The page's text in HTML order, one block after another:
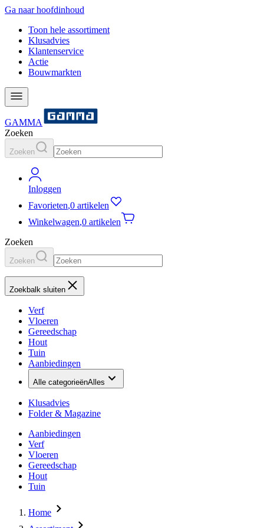
Ga naar hoofdinhoud
Toon hele assortiment
Klusadvies
Klantenservice
Actie
Bouwmarkten
GAMMA
Zoeken
Zoeken
Inloggen
Favorieten,0 artikelen
Winkelwagen,0 artikelen
Zoeken
Zoeken
Zoekbalk sluiten
Verf
Vloeren
Gereedschap
Hout
Tuin
Aanbiedingen
Alle categorieënAlles
Klusadvies
Folder & Magazine
Aanbiedingen
Verf
Vloeren
Gereedschap
Hout
Tuin
Home